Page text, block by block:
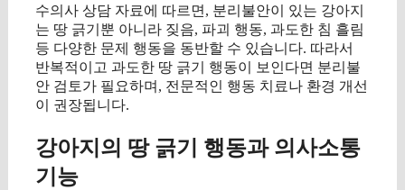
수의사 상담 자료에 따르면, 분리불안이 있는 강아지
는 땅 긁기뿐 아니라 짖음, 파괴 행동, 과도한 침 흘림
등 다양한 문제 행동을 동반할 수 있습니다. 따라서
반복적이고 과도한 땅 긁기 행동이 보인다면 분리불
안 검토가 필요하며, 전문적인 행동 치료나 환경 개선
이 권장됩니다.
강아지의 땅 긁기 행동과 의사소통
기능